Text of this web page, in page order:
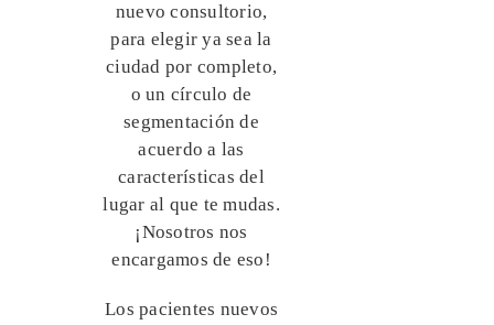
nuevo consultorio,
para elegir ya sea la
ciudad por completo,
o un círculo de
segmentación de
acuerdo a las
características del
lugar al que te mudas.
¡Nosotros nos
encargamos de eso!
Los pacientes nuevos